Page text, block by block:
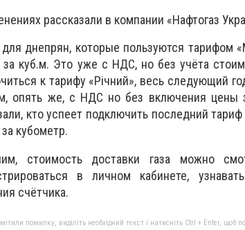
рассказали в компании «Нафтогаз
днепрян, которые пользуются тарифом
за куб.м. Это уже с НДС, но без учёта
к тарифу «Річний», весь следующий
опять же, с НДС но без включения цены
кто успеет подключить последний
кубометр.
стоимость доставки газа можно
в личном кабинете,
счётчика.
помилку, виділіть необхідний текст і натисніть Ctrl + Enter, щоб